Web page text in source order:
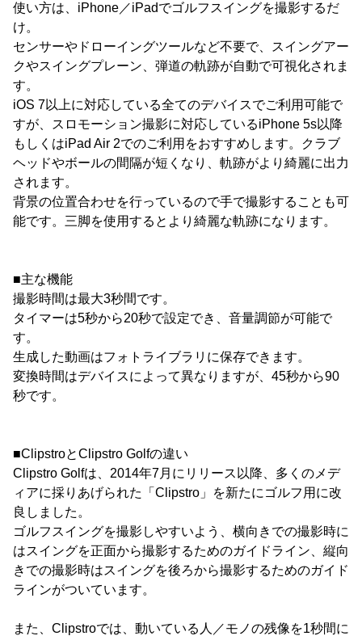
使い方は、iPhone／iPadでゴルフスイングを撮影するだ
け。
センサーやドローイングツールなど不要で、スイングアー
クやスイングプレーン、弾道の軌跡が自動で可視化されま
す。
iOS 7以上に対応している全てのデバイスでご利用可能で
すが、スロモーション撮影に対応しているiPhone 5s以降
もしくはiPad Air 2でのご利用をおすすめします。クラブ
ヘッドやボールの間隔が短くなり、軌跡がより綺麗に出力
されます。
背景の位置合わせを行っているので手で撮影することも可
能です。三脚を使用するとより綺麗な軌跡になります。
■主な機能
撮影時間は最大3秒間です。
タイマーは5秒から20秒で設定でき、音量調節が可能で
す。
生成した動画はフォトライブラリに保存できます。
変換時間はデバイスによって異なりますが、45秒から90
秒です。
■ClipstroとClipstro Golfの違い
Clipstro Golfは、2014年7月にリリース以降、多くのメデ
ィアに採りあげられた「Clipstro」を新たにゴルフ用に改
良しました。
ゴルフスイングを撮影しやすいよう、横向きでの撮影時に
はスイングを正面から撮影するためのガイドライン、縦向
きでの撮影時はスイングを後ろから撮影するためのガイド
ラインがついています。
また、Clipstroでは、動いている人／モノの残像を1秒間に